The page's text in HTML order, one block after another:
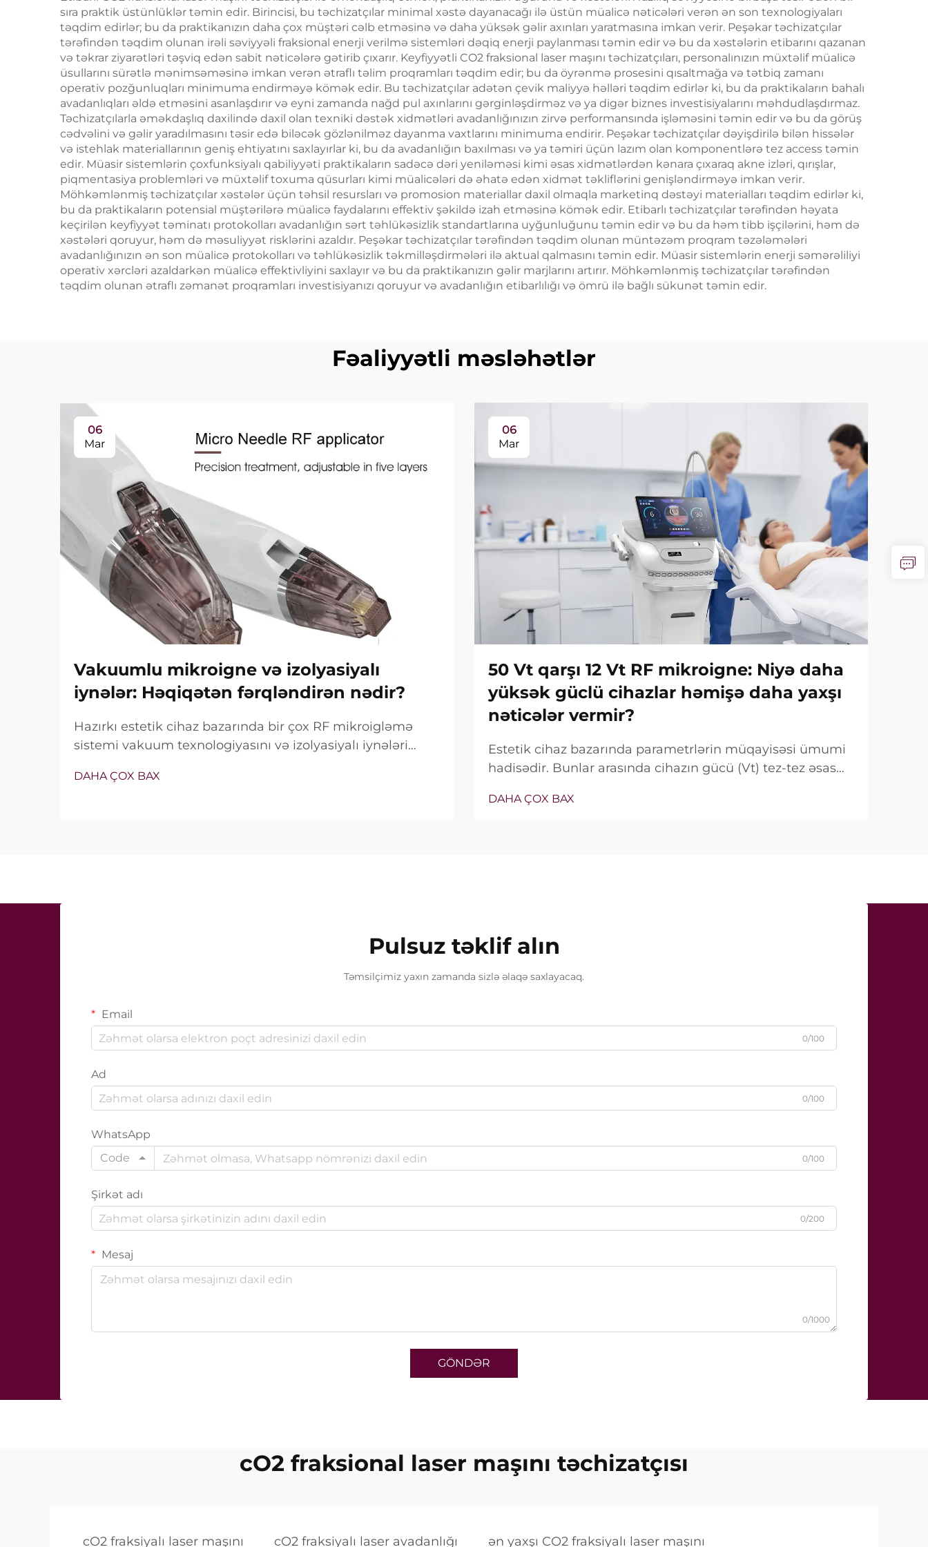
1064 nm diod laser
saç çıxarma maşını
Üzün Radiofrekvanslı
Emalı, Çəki Itirmə və
Bədənin İncələnməsi
Davamlı, Təmasdan
Azad Kliniki İstifadə
üçün
sıra praktik üstünlüklər təmin edir. Birincisi, bu təchizatçılar minimal xəstə dayanacağı ilə üstün müalicə nəticələri verən ən son texnologiyaları
təqdim edirlər; bu da praktikanızın daha çox müştəri cəlb etməsinə və daha yüksək gəlir axınları yaratmasına imkan verir. Peşəkar təchizatçılar
tərəfindən təqdim olunan irəli səviyyəli fraksional enerji verilmə sistemləri dəqiq enerji paylanması təmin edir və bu da xəstələrin etibarını qazanan
və təkrar ziyarətləri təşviq edən sabit nəticələrə gətirib çıxarır. Keyfiyyətli CO2 fraksional laser maşını təchizatçıları, personalınızın müxtəlif müalicə
üsullarını sürətlə mənimsəməsinə imkan verən ətraflı təlim proqramları təqdim edir; bu da öyrənmə prosesini qısaltmağa və tətbiq zamanı
operativ pozğunluqları minimuma endirməyə kömək edir. Bu təchizatçılar adətən çevik maliyyə həlləri təqdim edirlər ki, bu da praktikaların bahalı
avadanlıqları əldə etməsini asanlaşdırır və eyni zamanda nağd pul axınlarını gərginləşdirməz və ya digər biznes investisiyalarını məhdudlaşdırmaz.
Təchizatçılarla əməkdaşlıq daxilində daxil olan texniki dəstək xidmətləri avadanlığınızın zirvə performansında işləməsini təmin edir və bu da görüş
cədvəlini və gəlir yaradılmasını təsir edə biləcək gözlənilməz dayanma vaxtlarını minimuma endirir. Peşəkar təchizatçılar dəyişdirilə bilən hissələr
və istehlak materiallarının geniş ehtiyatını saxlayırlar ki, bu da avadanlığın baxılması və ya təmiri üçün lazım olan komponentlərə tez access təmin
edir. Müasir sistemlərin çoxfunksiyalı qabiliyyəti praktikaların sadəcə dəri yeniləməsi kimi əsas xidmətlərdən kənara çıxaraq akne izləri, qırışlar,
piqmentasiya problemləri və müxtəlif toxuma qüsurları kimi müalicələri də əhatə edən xidmət təkliflərini genişləndirməyə imkan verir.
Möhkəmlənmiş təchizatçılar xəstələr üçün təhsil resursları və promosion materiallar daxil olmaqla marketinq dəstəyi materialları təqdim edirlər ki,
bu da praktikaların potensial müştərilərə müalicə faydalarını effektiv şəkildə izah etməsinə kömək edir. Etibarlı təchizatçılar tərəfindən həyata
keçirilən keyfiyyət təminatı protokolları avadanlığın sərt təhlükəsizlik standartlarına uyğunluğunu təmin edir və bu da həm tibb işçilərini, həm də
xəstələri qoruyur, həm də məsuliyyət risklərini azaldır. Peşəkar təchizatçılar tərəfindən təqdim olunan müntəzəm proqram təzələmələri
avadanlığınızın ən son müalicə protokolları və təhlükəsizlik təkmilləşdirmələri ilə aktual qalmasını təmin edir. Müasir sistemlərin enerji səmərəliliyi
operativ xərcləri azaldarkən müalicə effektivliyini saxlayır və bu da praktikanızın gəlir marjlarını artırır. Möhkəmlənmiş təchizatçılar tərəfindən
təqdim olunan ətraflı zəmanət proqramları investisiyanızı qoruyur və avadanlığın etibarlılığı və ömrü ilə bağlı sükunət təmin edir.
Fəaliyyətli məsləhətlər
06
Mar
Vakuumlu mikroigne və izolyasiyalı
iynələr: Həqiqətən fərqləndirən nədir?
Hazırkı estetik cihaz bazarında bir çox RF mikroigləmə
sistemi vakuum texnologiyasını və izolyasiyalı iynələri
xüsusiyyətlərin mövcud olub-olmaması deyil, onların klinik
DAHA ÇOX BAX
06
Mar
50 Vt qarşı 12 Vt RF mikroigne: Niyə daha
yüksək güclü cihazlar həmişə daha yaxşı
nəticələr vermir?
Estetik cihaz bazarında parametrlərin müqayisəsi ümumi
hadisədir. Bunlar arasında cihazın gücü (Vt) tez-tez əsas
real vəziyyət tamamilə fərqlidir. Çox hallarda belə «güc»...
DAHA ÇOX BAX
Pulsuz təklif alın
Təmsilçimiz yaxın zamanda sizlə əlaqə saxlayacaq.
Email
0/100
Ad
0/100
WhatsApp
Code
0/100
Şirkət adı
0/200
Mesaj
0/1000
GÖNDƏR
cO2 fraksional laser maşını təchizatçısı
cO2 fraksiyalı laser maşını cO2 fraksiyalı laser avadanlığı ən yaxşı CO2 fraksiyalı laser maşını